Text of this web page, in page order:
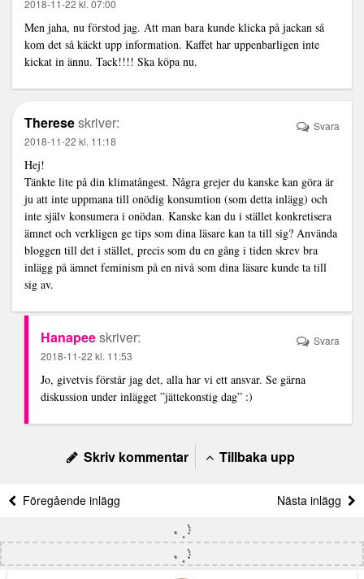
2018-11-22 kl. 07:00
Men jaha, nu förstod jag. Att man bara kunde klicka på jackan så
kom det så käckt upp information. Kaffet har uppenbarligen inte
kickat in ännu. Tack!!!! Ska köpa nu.
Thereseskriver:
2018-11-22 kl. 11:18
Hej!
Tänkte lite på din klimatångest. Några grejer du kanske kan göra är
ju att inte uppmana till onödig konsumtion (som detta inlägg) och
inte själv konsumera i onödan. Kanske kan du i stället konkretisera
ämnet och verkligen ge tips som dina läsare kan ta till sig? Använda
bloggen till det i stället, precis som du en gång i tiden skrev bra
inlägg på ämnet feminism på en nivå som dina läsare kunde ta till
sig av.
Svara
Hanapeeskriver:
2018-11-22 kl. 11:53
Jo, givetvis förstår jag det, alla har vi ett ansvar. Se gärna
diskussion under inlägget ”jättekonstig dag” :)
Svara
Skriv kommentar Tillbaka upp
Föregående inlägg Nästa inlägg